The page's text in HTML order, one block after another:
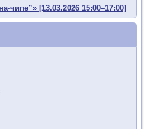
чипе”» [13.03.2026 15:00–17:00]